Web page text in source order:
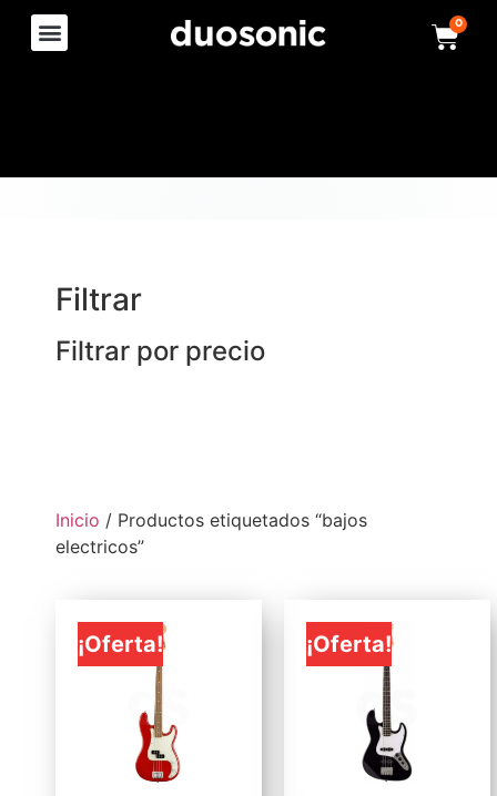
0
Filtrar
Filtrar por precio
Inicio / Productos etiquetados “bajos
electricos”
¡Oferta! ¡Oferta!